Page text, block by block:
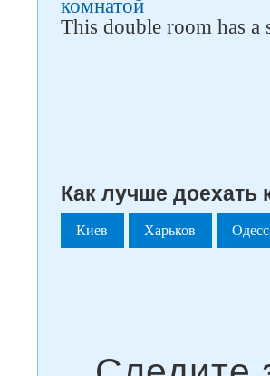
комнатой
This double room has
Как лучше доехать
Киев Харьков